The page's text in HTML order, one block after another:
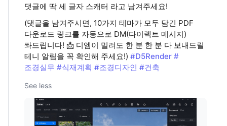
댓글에 딱 세 글자 스캐터 라고 남겨주세요!
(댓글을 남겨주시면, 10가지 테마가 모두 담긴 PDF
다운로드 링크를 자동으로 DM(다이렉트 메시지)
쏴드립니다! 📩 디엠이 밀려도 한 분 한 분 다 보내드릴
테니 알림을 꼭 확인해 주세요!) #D5Render #
조경실무 #식재계획 #조경디자인 #건축
See less